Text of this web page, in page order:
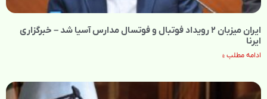
ایران میزبان ۲ رویداد فوتبال و فوتسال مدارس آسیا شد – خبرگزاری
ایرنا
ادامه مطلب »